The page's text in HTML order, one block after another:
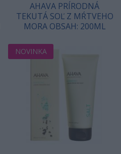
AHAVA PRÍRODNÁ
TEKUTÁ SOĽ Z MŔTVEHO
MORA OBSAH: 200ML
NOVINKA